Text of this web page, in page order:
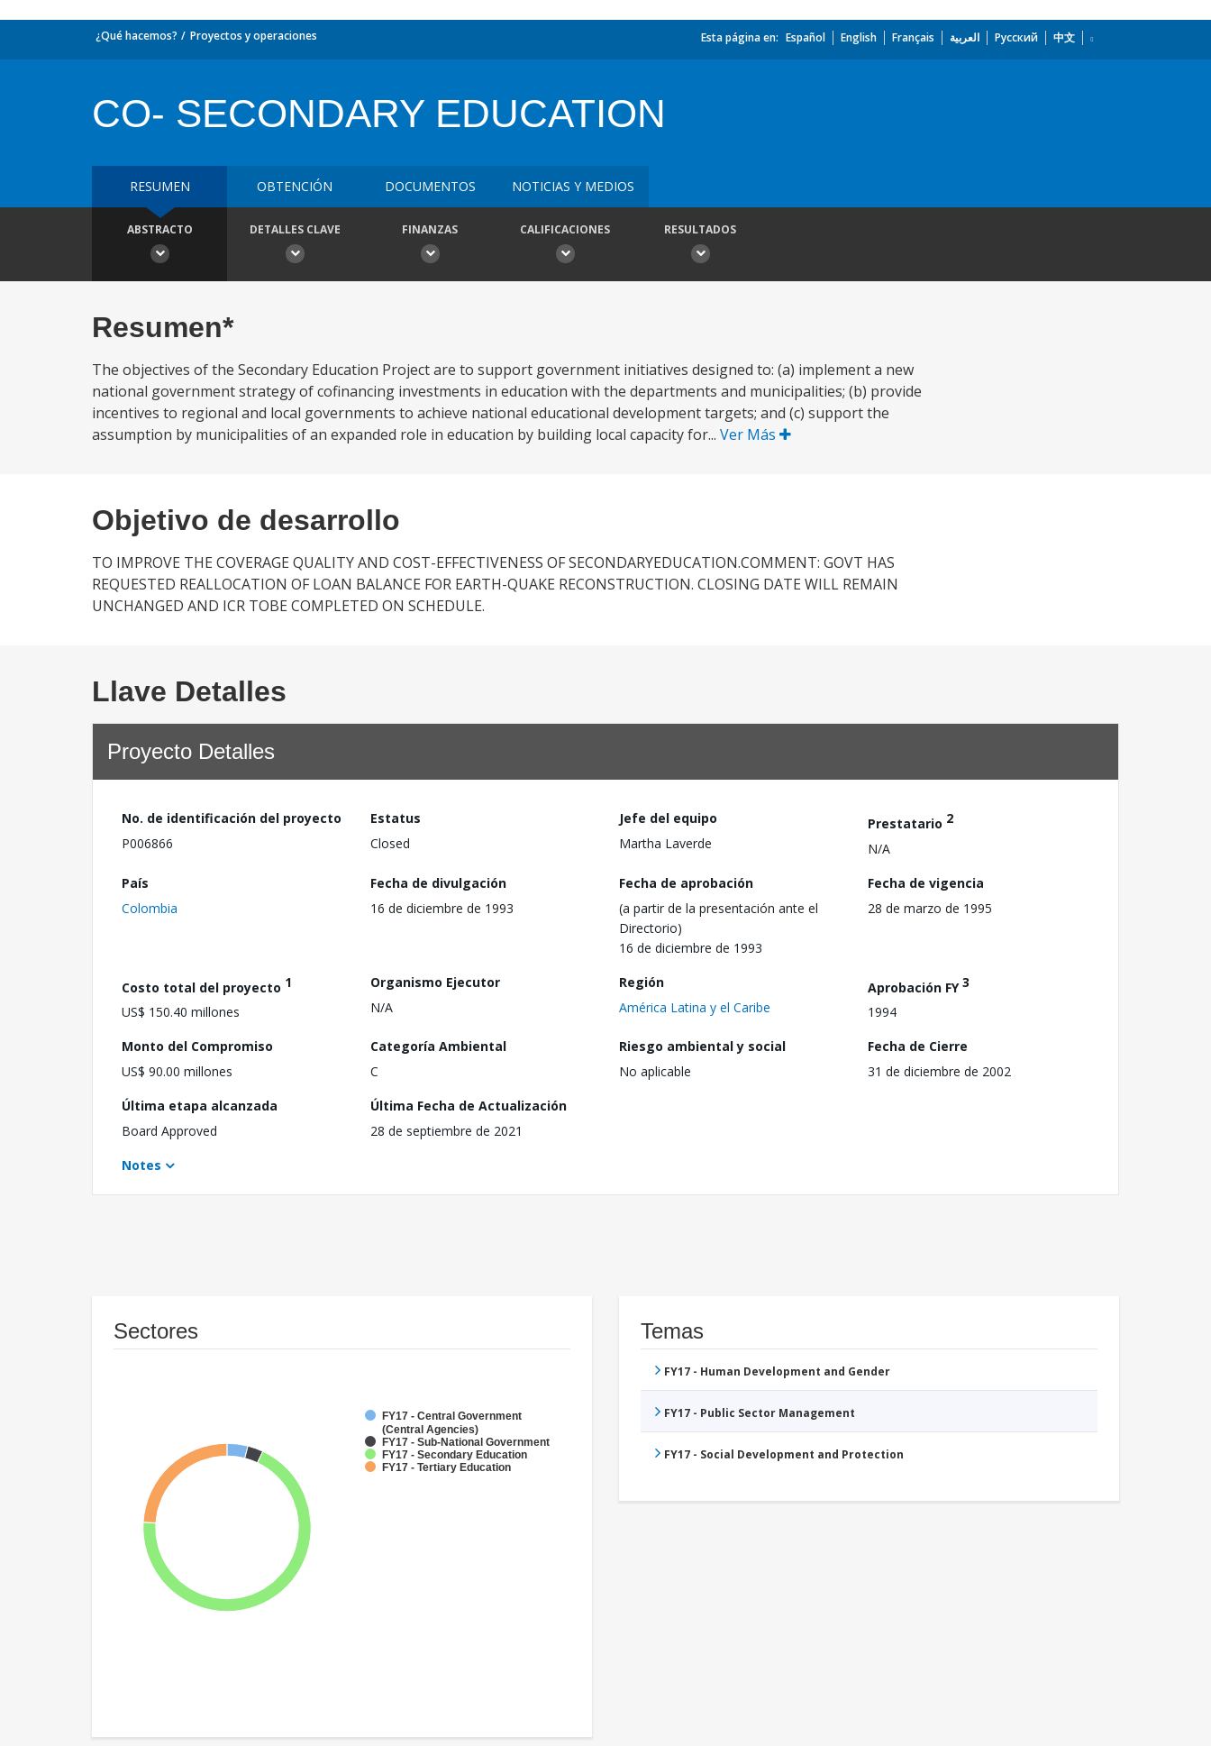
¿Qué hacemos? Proyectos y operaciones Esta página en: Español English Français العربية Русский 中文
CO- SECONDARY EDUCATION
RESUMEN OBTENCIÓN DOCUMENTOS NOTICIAS Y MEDIOS
ABSTRACTO DETALLES CLAVE FINANZAS CALIFICACIONES RESULTADOS
Resumen*
The objectives of the Secondary Education Project are to support government initiatives designed to: (a) implement a new
national government strategy of cofinancing investments in education with the departments and municipalities; (b) provide
incentives to regional and local governments to achieve national educational development targets; and (c) support the
assumption by municipalities of an expanded role in education by building local capacity for... Ver Más
Objetivo de desarrollo
TO IMPROVE THE COVERAGE QUALITY AND COST-EFFECTIVENESS OF SECONDARYEDUCATION.COMMENT: GOVT HAS
REQUESTED REALLOCATION OF LOAN BALANCE FOR EARTH-QUAKE RECONSTRUCTION. CLOSING DATE WILL REMAIN
UNCHANGED AND ICR TOBE COMPLETED ON SCHEDULE.
Llave Detalles
Proyecto Detalles
No. de identificación del proyecto
P006866
Estatus
Closed
Jefe del equipo
Martha Laverde
Prestatario 2
N/A
País
Colombia
Fecha de divulgación
16 de diciembre de 1993
Fecha de aprobación
(a partir de la presentación ante el
Directorio)
16 de diciembre de 1993
Fecha de vigencia
28 de marzo de 1995
Costo total del proyecto 1
US$ 150.40 millones
Organismo Ejecutor
N/A
Región
América Latina y el Caribe
Aprobación FY3
1994
Monto del Compromiso
US$ 90.00 millones
Categoría Ambiental
C
Riesgo ambiental y social
No aplicable
Fecha de Cierre
31 de diciembre de 2002
Última etapa alcanzada
Board Approved
Última Fecha de Actualización
28 de septiembre de 2021
Notes
Sectores
FY17 - Central Government
(Central Agencies)
FY17 - Sub-National Government
FY17 - Secondary Education
FY17 - Tertiary Education
Temas
FY17 - Human Development and Gender
FY17 - Public Sector Management
FY17 - Social Development and Protection